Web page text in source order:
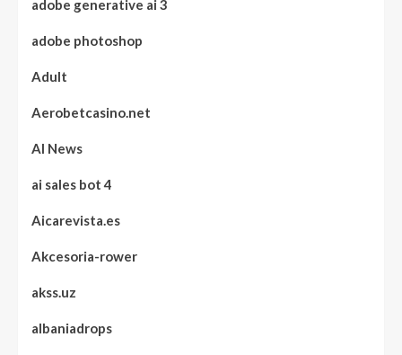
adobe generative ai 3
adobe photoshop
Adult
Aerobetcasino.net
AI News
ai sales bot 4
Aicarevista.es
Akcesoria-rower
akss.uz
albaniadrops